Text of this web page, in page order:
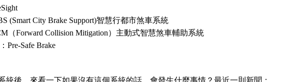
(Smart City Brake Support)智慧行都市煞車系統
（Forward Collision Mitigation）主動式智慧煞車輔助系統
Pre-Safe Brake
統後，來看一下如果沒有這個系統的話，會發生什麼事情？最近一則新聞：